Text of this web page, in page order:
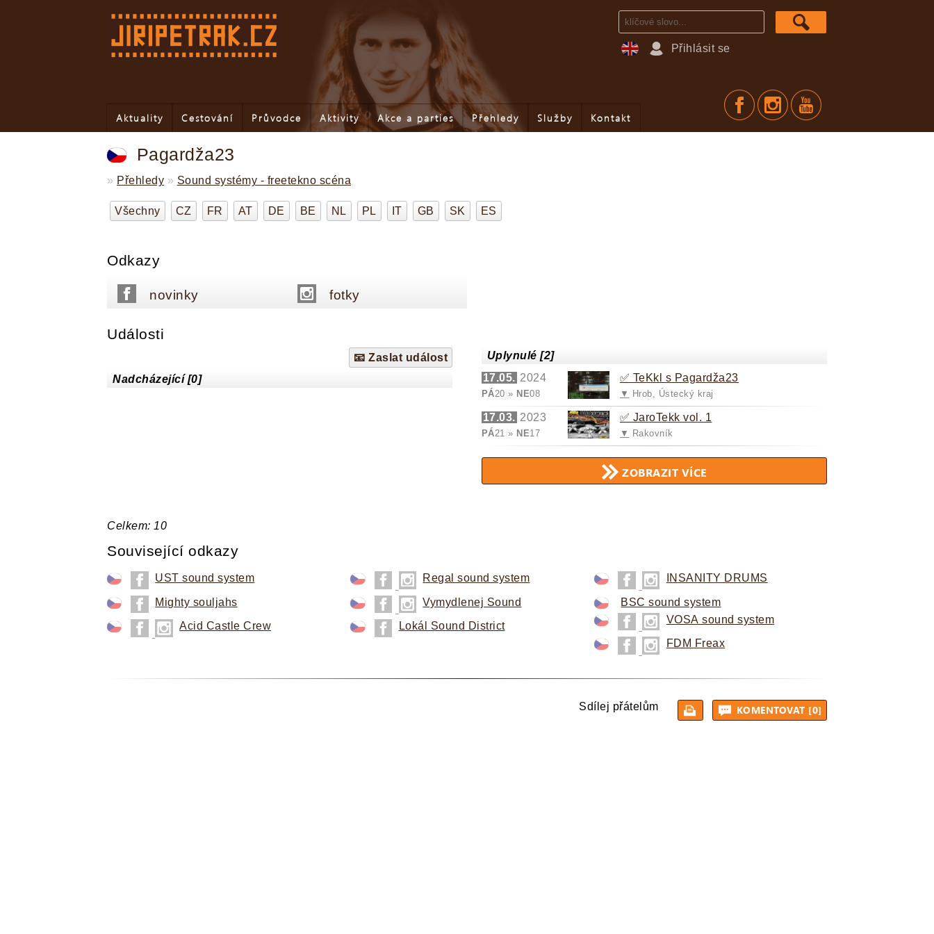
Aktuality Cestování Průvodce Aktivity Akce a parties Přehledy Služby Kontakt
Přihlásit se
Pagardža23
» Přehledy » Sound systémy - freetekno scéna
Všechny CZ FR AT DE BE NL PL IT GB SK ES
Odkazy
novinky fotky
Události
📧 Zaslat událost
Nadcházející [0]
Uplynulé [2]
17.05. 2024
PÁ20 » NE08
✅ TeKkl s Pagardža23
▼ Hrob, Ústecký kraj
17.03. 2023
PÁ21 » NE17
✅ JaroTekk vol. 1
▼ Rakovník
ZOBRAZIT VÍCE
Celkem: 10
Související odkazy
UST sound system
Mighty souljahs
Acid Castle Crew
Regal sound system
Vymydlenej Sound
Lokál Sound District
INSANITY DRUMS
BSC sound system
VOSA sound system
FDM Freax
Sdílej přátelům